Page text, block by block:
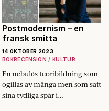
Postmodernism – en
fransk smitta
14 OKTOBER 2023
BOKRECENSION
KULTUR
En nebulös teoribildning som
ogillas av många men som satt
sina tydliga spår i